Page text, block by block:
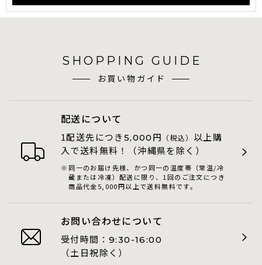
SHOPPING GUIDE
お買い物ガイド
配送について
1配送先につき 5,000 円 （税込） 以上購
入で送料無料！（沖縄県を除く）
同一のお届け先様、かつ同一の温度帯（常温/冷
蔵または冷凍）配送に限り、1回のご注文につき
商品代金5,000円以上で送料無料です。
お問い合わせについて
受付時間： 9:30-16:00
（土日祝除く）